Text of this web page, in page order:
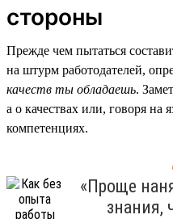
стороны
Прежде чем пытаться
на штурм работодателей,
качеств ты обладаешь.
а о качествах или, говоря на
компетенциях.
«Проще
знания,